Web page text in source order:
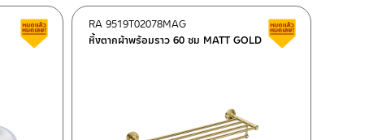
Clearance sale
หิ้งตากผ้าพร้อมราว 60 ซม MATT GOLD
RA 9519T02078MAG